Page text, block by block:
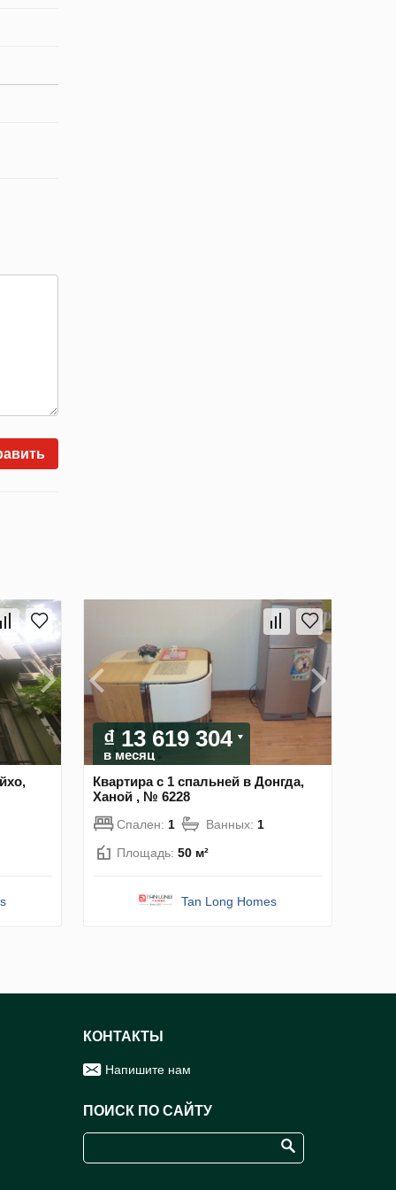
₫ 13 619 304
в месяц
Квартира с 1 спальней в Донгда,
Ханой , № 6228
Спален: 1 Ванных: 1
Площадь: 50 м²
Tan Long Homes
КОНТАКТЫ
Напишите нам
ПОИСК ПО САЙТУ